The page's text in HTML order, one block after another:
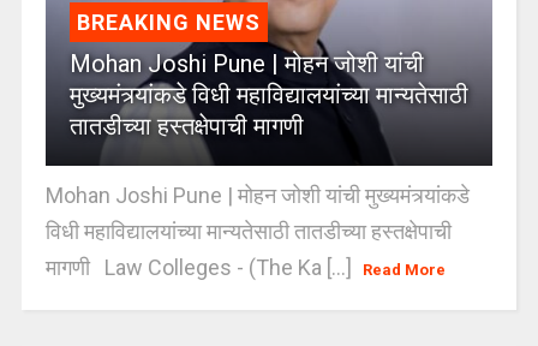
BREAKING NEWS
Mohan Joshi Pune | मोहन जोशी यांची
मुख्यमंत्र्यांकडे विधी महाविद्यालयांच्या मान्यतेसाठी
तातडीच्या हस्तक्षेपाची मागणी
Mohan Joshi Pune | मोहन जोशी यांची मुख्यमंत्र्यांकडे
विधी महाविद्यालयांच्या मान्यतेसाठी तातडीच्या हस्तक्षेपाची
मागणी Law Colleges - (The Ka [...]
Read More